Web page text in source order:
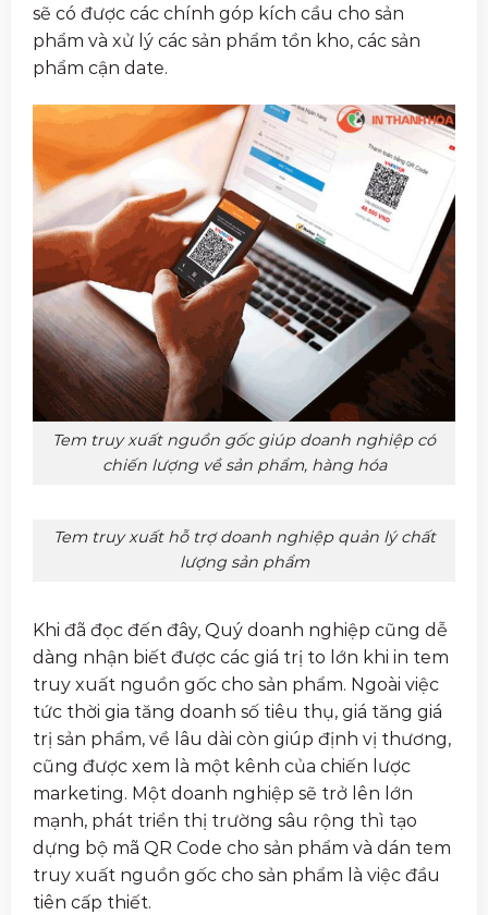
sẽ có được các chính góp kích cầu cho sản
phẩm và xử lý các sản phẩm tồn kho, các sản
phẩm cận date.
Tem truy xuất nguồn gốc giúp doanh nghiệp có
chiến lượng về sản phẩm, hàng hóa
Tem truy xuất hỗ trợ doanh nghiệp quản lý chất
lượng sản phẩm
Khi đã đọc đến đây, Quý doanh nghiệp cũng dễ
dàng nhận biết được các giá trị to lớn khi in tem
truy xuất nguồn gốc cho sản phẩm. Ngoài việc
tức thời gia tăng doanh số tiêu thụ, giá tăng giá
trị sản phẩm, về lâu dài còn giúp định vị thương,
cũng được xem là một kênh của chiến lược
marketing. Một doanh nghiệp sẽ trở lên lớn
mạnh, phát triển thị trường sâu rộng thì tạo
dựng bộ mã QR Code cho sản phẩm và dán tem
truy xuất nguồn gốc cho sản phẩm là việc đầu
tiên cấp thiết.